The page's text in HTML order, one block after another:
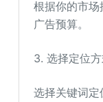
根据你的市
广告预算。
3. 选择定位
选择关键词